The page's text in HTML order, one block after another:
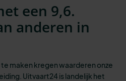
een 9,6.
anderen in
maken kregen waarderen onze
Uitvaart24 is landelijk het